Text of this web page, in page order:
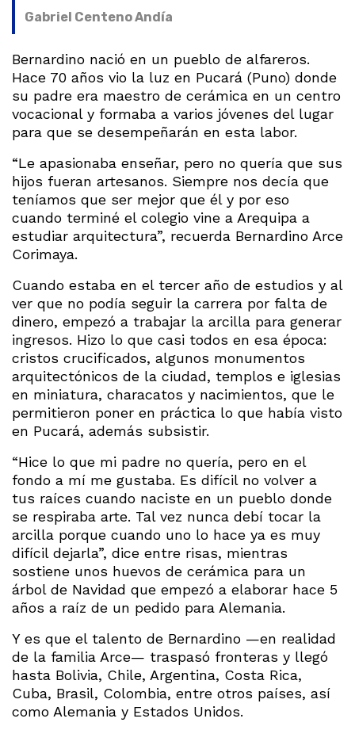
Gabriel Centeno Andía
Bernardino nació en un pueblo de alfareros.
Hace 70 años vio la luz en Pucará (Puno) donde
su padre era maestro de cerámica en un centro
vocacional y formaba a varios jóvenes del lugar
para que se desempeñarán en esta labor.
“Le apasionaba enseñar, pero no quería que sus
hijos fueran artesanos. Siempre nos decía que
teníamos que ser mejor que él y por eso
cuando terminé el colegio vine a Arequipa a
estudiar arquitectura”, recuerda Bernardino Arce
Corimaya.
Cuando estaba en el tercer año de estudios y al
ver que no podía seguir la carrera por falta de
dinero, empezó a trabajar la arcilla para generar
ingresos. Hizo lo que casi todos en esa época:
cristos crucificados, algunos monumentos
arquitectónicos de la ciudad, templos e iglesias
en miniatura, characatos y nacimientos, que le
permitieron poner en práctica lo que había visto
en Pucará, además subsistir.
“Hice lo que mi padre no quería, pero en el
fondo a mí me gustaba. Es difícil no volver a
tus raíces cuando naciste en un pueblo donde
se respiraba arte. Tal vez nunca debí tocar la
arcilla porque cuando uno lo hace ya es muy
difícil dejarla”, dice entre risas, mientras
sostiene unos huevos de cerámica para un
árbol de Navidad que empezó a elaborar hace 5
años a raíz de un pedido para Alemania.
Y es que el talento de Bernardino —en realidad
de la familia Arce— traspasó fronteras y llegó
hasta Bolivia, Chile, Argentina, Costa Rica,
Cuba, Brasil, Colombia, entre otros países, así
como Alemania y Estados Unidos.